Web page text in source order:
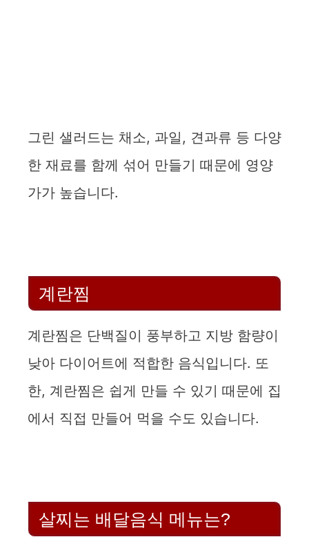
그린 샐러드는 채소, 과일, 견과류 등 다양
한 재료를 함께 섞어 만들기 때문에 영양
가가 높습니다.
계란찜
계란찜은 단백질이 풍부하고 지방 함량이
낮아 다이어트에 적합한 음식입니다. 또
한, 계란찜은 쉽게 만들 수 있기 때문에 집
에서 직접 만들어 먹을 수도 있습니다.
살찌는 배달음식 메뉴는?